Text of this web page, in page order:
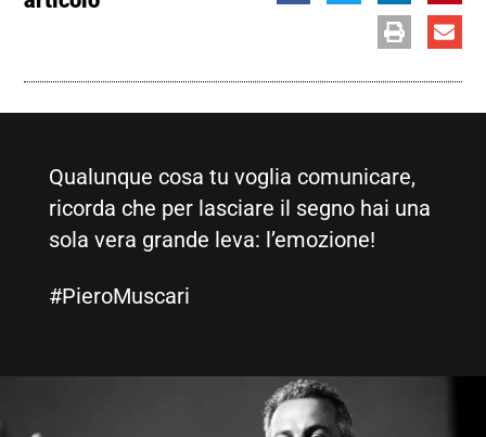
Qualunque cosa tu voglia comunicare,
ricorda che per lasciare il segno hai una
sola vera grande leva: l’emozione!
#PieroMuscari